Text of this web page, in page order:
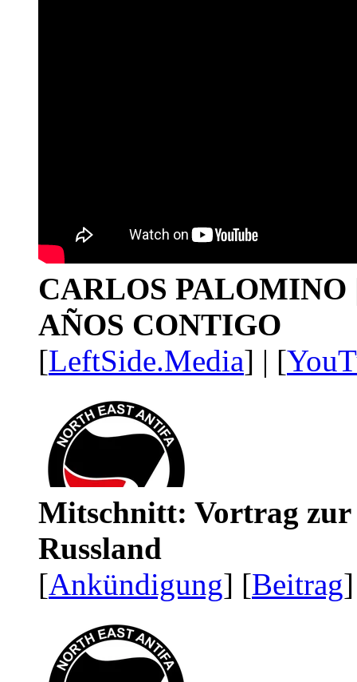
CARLOS PALOMINO
AÑOS CONTIGO
[LeftSide.Media] | [
Mitschnitt: Vortrag zur
Russland
[Ankündigung] [Beitrag